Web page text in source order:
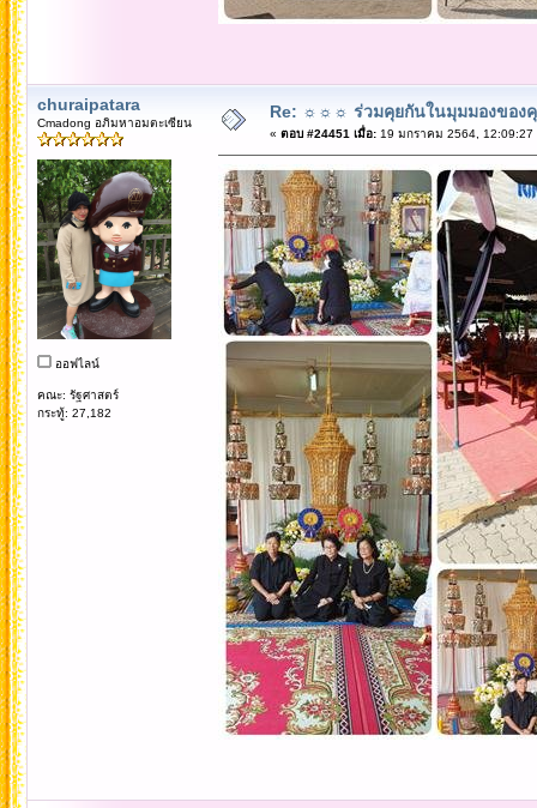
churaipatara
Cmadong อภิมหาอมตะเซียน
ออฟไลน์
คณะ: รัฐศาสตร์
กระทู้: 27,182
Re: ☼☼☼ ร่วมคุยกันในมุมมองของ
« ตอบ #24451 เมื่อ:19 มกราคม 2564, 12:09:27